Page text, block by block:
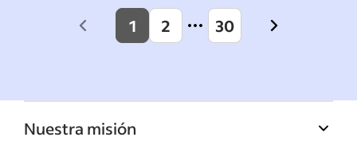
Previous
1 2 30
Next
Nuestra misión